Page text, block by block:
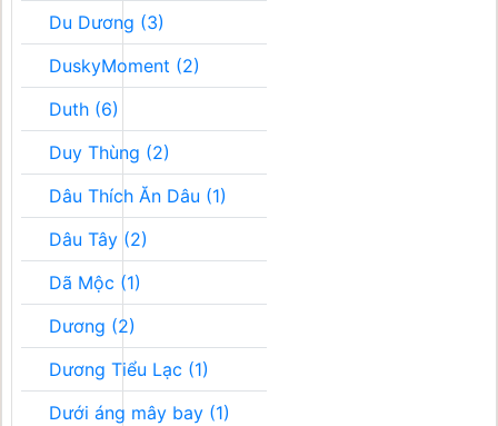
Du Dương (3)
DuskyMoment (2)
Duth (6)
Duy Thùng (2)
Dâu Thích Ăn Dâu (1)
Dâu Tây (2)
Dã Mộc (1)
Dương (2)
Dương Tiểu Lạc (1)
Dưới áng mây bay (1)